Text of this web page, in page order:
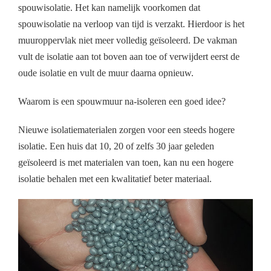
spouwisolatie. Het kan namelijk voorkomen dat
spouwisolatie na verloop van tijd is verzakt. Hierdoor is het
muuroppervlak niet meer volledig geïsoleerd. De vakman
vult de isolatie aan tot boven aan toe of verwijdert eerst de
oude isolatie en vult de muur daarna opnieuw.
Waarom is een spouwmuur na-isoleren een goed idee?
Nieuwe isolatiematerialen zorgen voor een steeds hogere
isolatie. Een huis dat 10, 20 of zelfs 30 jaar geleden
geïsoleerd is met materialen van toen, kan nu een hogere
isolatie behalen met een kwalitatief beter materiaal.